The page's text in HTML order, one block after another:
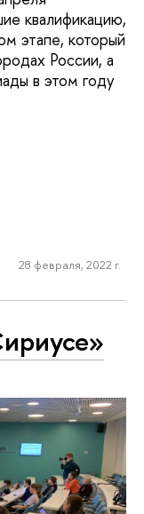
квалификацию,
этапе, который
России, а
в этом году
28 февраля, 2022 г.